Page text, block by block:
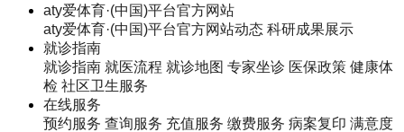
aty爱体育·(中国)平台官方网站
aty爱体育·(中国)平台官方网站动态 科研成果展示
就诊指南
就诊指南 就医流程 就诊地图 专家坐诊 医保政策 健康体
检 社区卫生服务
在线服务
预约服务 查询服务 充值服务 缴费服务 病案复印 满意度